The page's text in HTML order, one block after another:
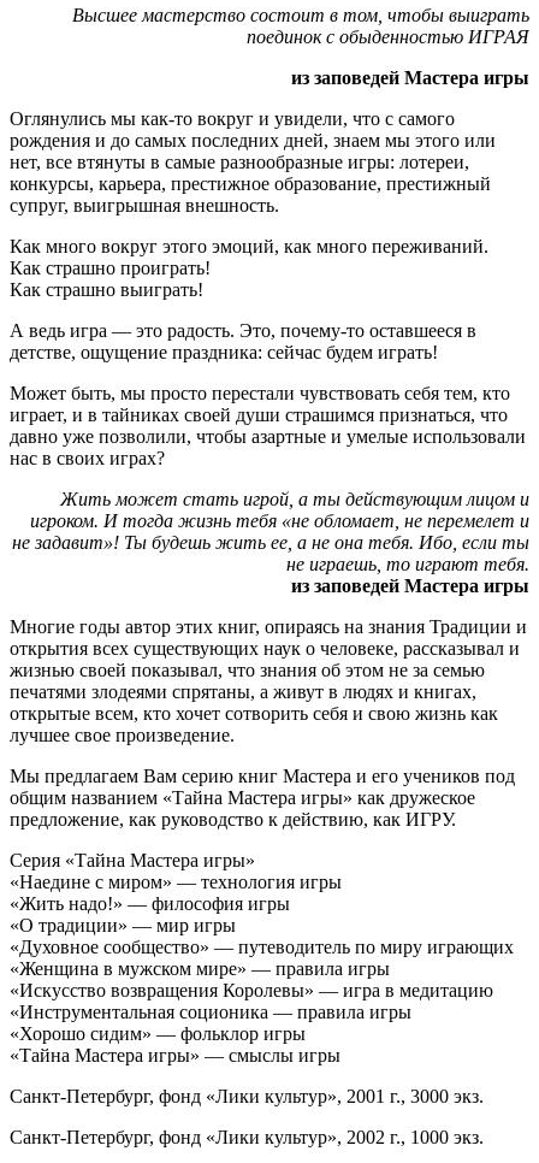
Высшее мастерство состоит в том, чтобы выиграть
поединок с обыденностью ИГРАЯ
из заповедей Мастера игры
Оглянулись мы как-то вокруг и увидели, что с самого
рождения и до самых последних дней, знаем мы этого или
нет, все втянуты в самые разнообразные игры: лотереи,
конкурсы, карьера, престижное образование, престижный
супруг, выигрышная внешность.
Как много вокруг этого эмоций, как много переживаний.
Как страшно проиграть!
Как страшно выиграть!
А ведь игра — это радость. Это, почему-то оставшееся в
детстве, ощущение праздника: сейчас будем играть!
Может быть, мы просто перестали чувствовать себя тем, кто
играет, и в тайниках своей души страшимся признаться, что
давно уже позволили, чтобы азартные и умелые использовали
нас в своих играх?
Жить может стать игрой, а ты действующим лицом и
игроком. И тогда жизнь тебя «не обломает, не перемелет и
не задавит»! Ты будешь жить ее, а не она тебя. Ибо, если ты
не играешь, то играют тебя.
из заповедей Мастера игры
Многие годы автор этих книг, опираясь на знания Традиции и
открытия всех существующих наук о человеке, рассказывал и
жизнью своей показывал, что знания об этом не за семью
печатями злодеями спрятаны, а живут в людях и книгах,
открытые всем, кто хочет сотворить себя и свою жизнь как
лучшее свое произведение.
Мы предлагаем Вам серию книг Мастера и его учеников под
общим названием «Тайна Мастера игры» как дружеское
предложение, как руководство к действию, как ИГРУ.
Серия «Тайна Мастера игры»
«Наедине с миром» — технология игры
«Жить надо!» — философия игры
«О традиции» — мир игры
«Духовное сообщество» — путеводитель по миру играющих
«Женщина в мужском мире» — правила игры
«Искусство возвращения Королевы» — игра в медитацию
«Инструментальная соционика — правила игры
«Хорошо сидим» — фольклор игры
«Тайна Мастера игры» — смыслы игры
Санкт-Петербург, фонд «Лики культур», 2001 г., 3000 экз.
Санкт-Петербург, фонд «Лики культур», 2002 г., 1000 экз.